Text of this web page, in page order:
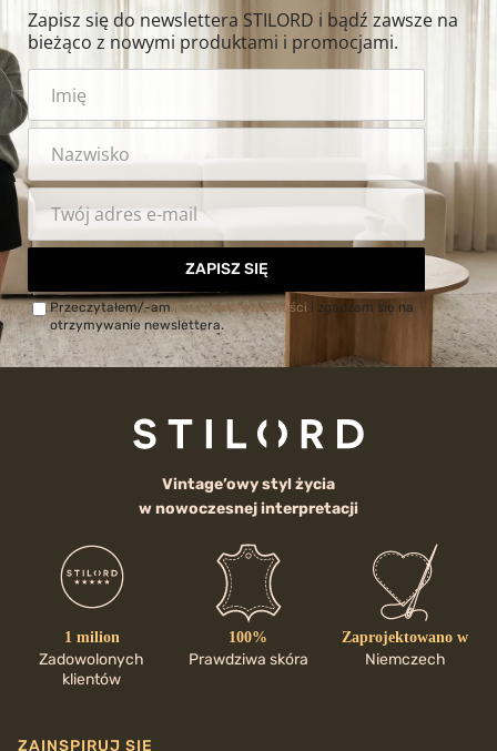
Zapisz się do newslettera STILORD i bądź zawsze na
bieżąco z nowymi produktami i promocjami.
ZAPISZ SIĘ
Przeczytałem/-amPolitykę prywatności i zgadzam się na
otrzymywanie newslettera.
Vintage’owy styl życia
w nowoczesnej interpretacji
1 milion
Zadowolonych
klientów
100%
Prawdziwa skóra
Zaprojektowano w
Niemczech
ZAINSPIRUJ SIĘ